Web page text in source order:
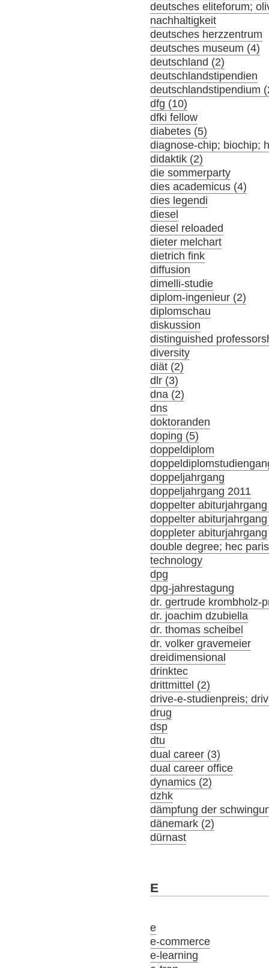
deutsches eliteforum;
nachhaltigkeit
deutsches herzzentrum
deutsches museum (4)
deutschland (2)
deutschlandstipendien
deutschlandstipendium
dfg (10)
dfki fellow
diabetes (5)
diagnose-chip; biochip;
didaktik (2)
die sommerparty
dies academicus (4)
dies legendi
diesel
diesel reloaded
dieter melchart
dietrich fink
diffusion
dimelli-studie
diplom-ingenieur (2)
diplomschau
diskussion
distinguished
diversity
diät (2)
dlr (3)
dna (2)
dns
doktoranden
doping (5)
doppeldiplom
doppeljahrgang
doppeljahrgang 2011
doppelter
doppelter
doppleter abiturjahrgang
double degree; hec
technology
dpg
dpg-jahrestagung
dr. gertrude krombholz-
dr. joachim dzubiella
dr. thomas scheibel
dr. volker gravemeier
dreidimensional
drinktec
drittmittel (2)
drive-e-studienpreis;
drug
dsp
dtu
dual career (3)
dual career office
dynamics (2)
dzhk
dämpfung der
dänemark (2)
dürnast
E
e
e-commerce
e-learning